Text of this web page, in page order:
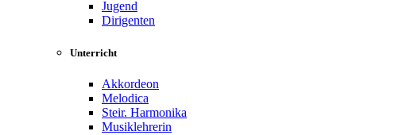
Jugend
Dirigenten
Unterricht
Akkordeon
Melodica
Steir. Harmonika
Musiklehrerin